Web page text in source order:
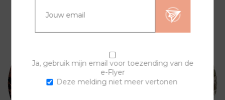
16,00
Ja, gebruik mijn email voor toezending van de
e-Flyer
Deze melding niet meer vertonen